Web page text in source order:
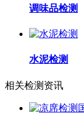
调味品检测
水泥检测
相关检测资讯